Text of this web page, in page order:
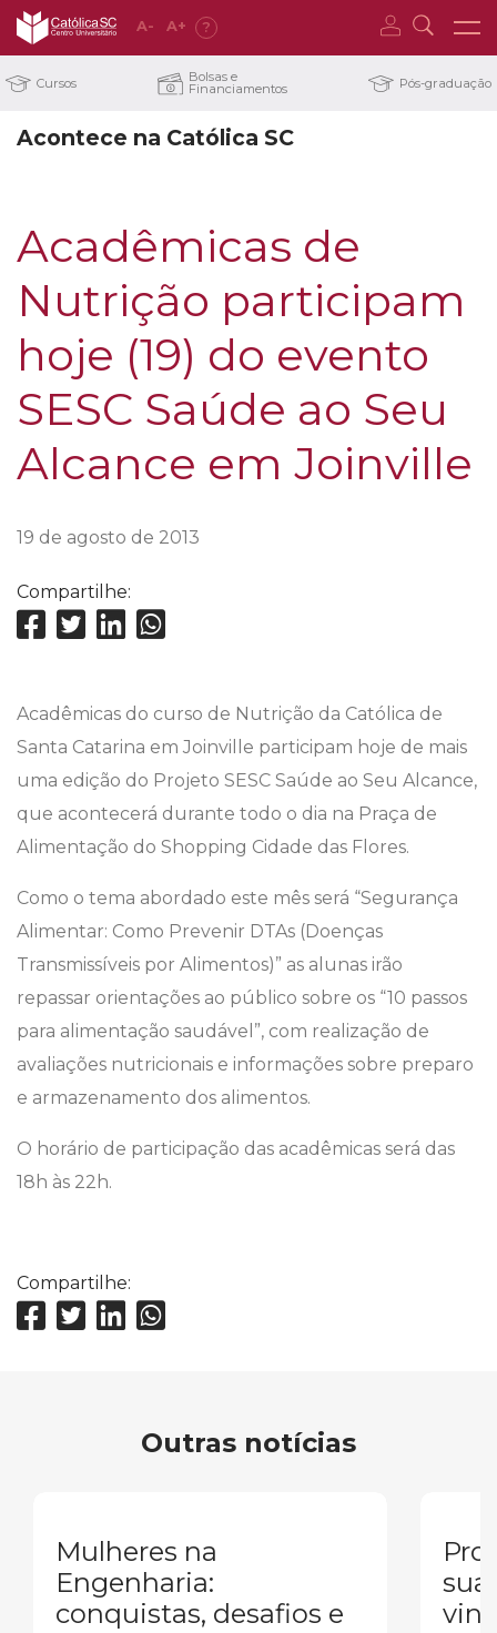
A- A+ ?
Cursos Bolsas e
Financiamentos Pós-graduação
Acontece na Católica SC
Acadêmicas de
Nutrição participam
hoje (19) do evento
SESC Saúde ao Seu
Alcance em Joinville
19 de agosto de 2013
Compartilhe:
Acadêmicas do curso de Nutrição da Católica de
Santa Catarina em Joinville participam hoje de mais
uma edição do Projeto SESC Saúde ao Seu Alcance,
que acontecerá durante todo o dia na Praça de
Alimentação do Shopping Cidade das Flores.
Como o tema abordado este mês será “Segurança
Alimentar: Como Prevenir DTAs (Doenças
Transmissíveis por Alimentos)” as alunas irão
repassar orientações ao público sobre os “10 passos
para alimentação saudável”, com realização de
avaliações nutricionais e informações sobre preparo
e armazenamento dos alimentos.
O horário de participação das acadêmicas será das
18h às 22h.
Compartilhe:
Outras notícias
Mulheres na
Engenharia:
conquistas, desafios e
sua